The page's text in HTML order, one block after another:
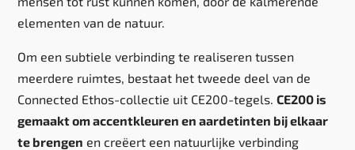
elementen van de natuur.
Om een subtiele verbinding te realiseren tussen
meerdere ruimtes, bestaat het tweede deel van de
Connected Ethos-collectie uit CE200-tegels.CE200 is
gemaakt om accentkleuren en aardetinten bij elkaar
te brengen en creëert een natuurlijke verbinding